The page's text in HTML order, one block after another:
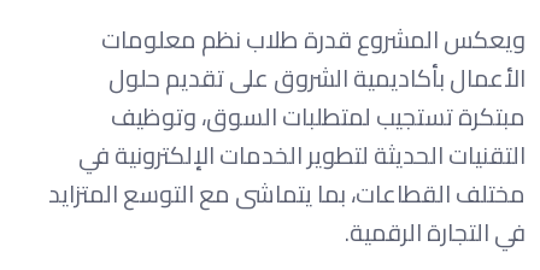
ويعكس المشروع قدرة طلاب نظم معلومات
الأعمال بأكاديمية الشروق على تقديم حلول
مبتكرة تستجيب لمتطلبات السوق، وتوظيف
التقنيات الحديثة لتطوير الخدمات الإلكترونية في
مختلف القطاعات، بما يتماشى مع التوسع المتزايد
في التجارة الرقمية.